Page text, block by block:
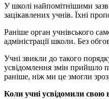
У школі найпомітнішими
зацікавлених учнів. Їхні
Раніше орган учнівського
адміністрації школи. Без
Учні звикли до такого
усвідомлення змін прийшло
раніше, ніж ми це змогли
Коли учні усвідомили свою